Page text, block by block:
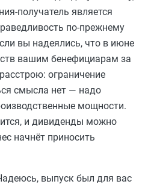
получатель является
по-прежнему
вы надеялись, что в июне
вашим бенефициарам за
ограничение
смысла нет — надо
мощности.
и дивиденды можно
начнёт приносить
выпуск был для вас